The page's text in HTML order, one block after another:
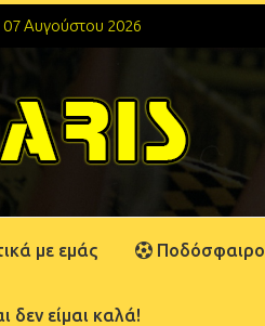
Αυγούστου 2026
με εμάς Ποδόσφαιρο
δεν είμαι καλά!